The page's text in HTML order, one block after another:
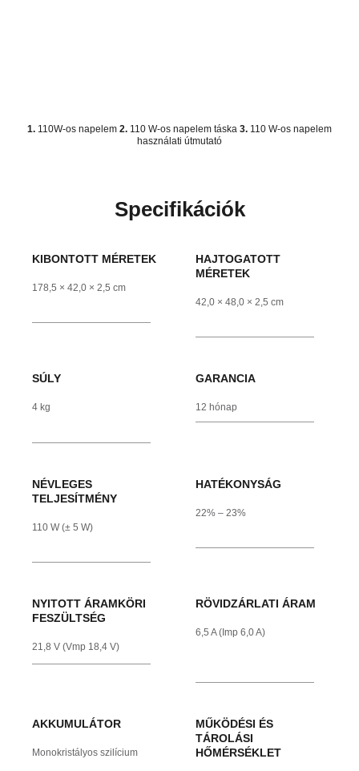
1. 110W-os napelem 2. 110 W-os napelem táska 3. 110 W-os napelem
használati útmutató
Specifikációk
KIBONTOTT MÉRETEK
178,5 × 42,0 × 2,5 cm
HAJTOGATOTT
MÉRETEK
42,0 × 48,0 × 2,5 cm
SÚLY
4 kg
GARANCIA
12 hónap
NÉVLEGES
TELJESÍTMÉNY
110 W (± 5 W)
HATÉKONYSÁG
22% – 23%
NYITOTT ÁRAMKÖRI
FESZÜLTSÉG
21,8 V (Vmp 18,4 V)
RÖVIDZÁRLATI ÁRAM
6,5 A (Imp 6,0 A)
AKKUMULÁTOR
Monokristályos szilícium
MŰKÖDÉSI ÉS
TÁROLÁSI
HŐMÉRSÉKLET